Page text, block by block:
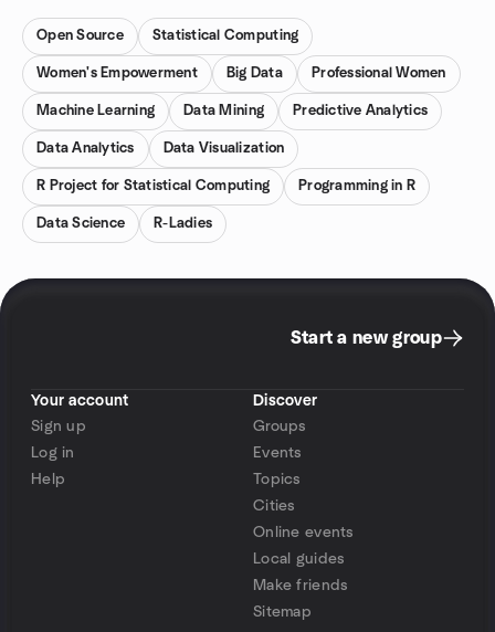
Open Source Statistical Computing
Women's Empowerment Big Data Professional Women
Machine Learning Data Mining Predictive Analytics
Data Analytics Data Visualization
R Project for Statistical Computing Programming in R
Data Science R-Ladies
Start a new group
Your account
Sign up
Log in
Help
Discover
Groups
Events
Topics
Cities
Online events
Local guides
Make friends
Sitemap